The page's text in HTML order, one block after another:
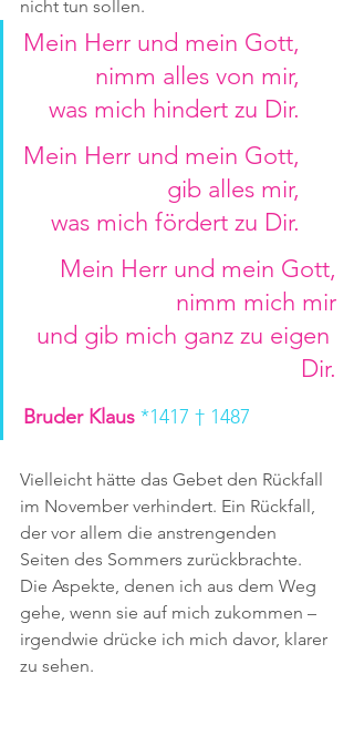
nicht tun sollen.
Mein Herr und mein Gott,
nimm alles von mir,
was mich hindert zu Dir.
Mein Herr und mein Gott,
gib alles mir,
was mich fördert zu Dir.
Mein Herr und mein Gott,
nimm mich mir
und gib mich ganz zu eigen
Dir.
Bruder Klaus *1417 † 1487
Vielleicht hätte das Gebet den Rückfall
im November verhindert. Ein Rückfall,
der vor allem die anstrengenden
Seiten des Sommers zurückbrachte.
Die Aspekte, denen ich aus dem Weg
gehe, wenn sie auf mich zukommen –
irgendwie drücke ich mich davor, klarer
zu sehen.